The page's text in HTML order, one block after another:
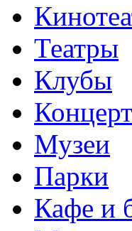
Театры
Клубы
Музеи
Парки
Кафе и